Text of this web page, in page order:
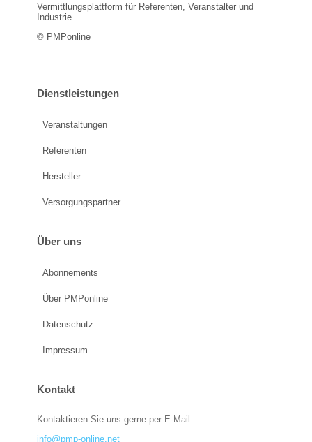
Vermittlungsplattform für Referenten, Veranstalter und
Industrie
© PMPonline
Dienstleistungen
Veranstaltungen
Referenten
Hersteller
Versorgungspartner
Über uns
Abonnements
Über PMPonline
Datenschutz
Impressum
Kontakt
Kontaktieren Sie uns gerne per E-Mail:
info@pmp-online.net